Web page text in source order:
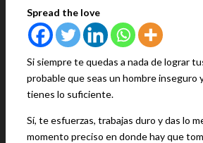
Spread the love
Si siempre te quedas a nada de lograr
probable que seas un hombre inseguro
tienes lo suficiente.
Sí, te esfuerzas, trabajas duro y das lo
momento preciso en donde hay que